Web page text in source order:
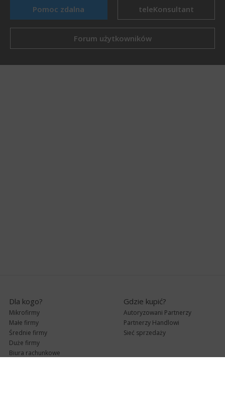
Pomoc zdalna teleKonsultant
Forum użytkowników
Dla kogo?
Mikrofirmy
Małe firmy
Średnie firmy
Duże firmy
Biura rachunkowe
Gdzie kupić?
Autoryzowani Partnerzy
Partnerzy Handlowi
Sieć sprzedaży